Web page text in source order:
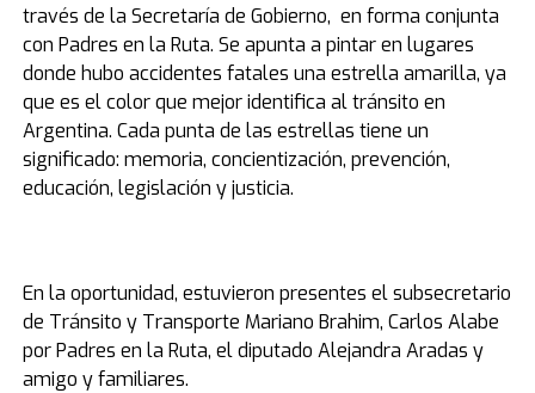
través de la Secretaría de Gobierno, en forma conjunta
con Padres en la Ruta. Se apunta a pintar en lugares
donde hubo accidentes fatales una estrella amarilla, ya
que es el color que mejor identifica al tránsito en
Argentina. Cada punta de las estrellas tiene un
significado: memoria, concientización, prevención,
educación, legislación y justicia.
En la oportunidad, estuvieron presentes el subsecretario
de Tránsito y Transporte Mariano Brahim, Carlos Alabe
por Padres en la Ruta, el diputado Alejandra Aradas y
amigo y familiares.